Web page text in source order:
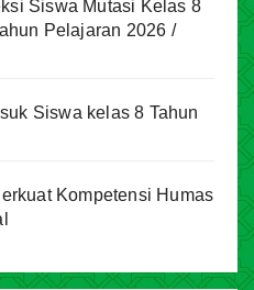
Siswa Mutasi Kelas 8
Pelajaran 2026 /
Siswa kelas 8 Tahun
Kompetensi Humas